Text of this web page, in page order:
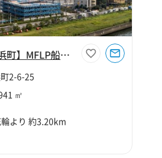
【千葉県船橋市浜町】MFLP船橋Ⅱ
2-6-25
㎡
より 約3.20km